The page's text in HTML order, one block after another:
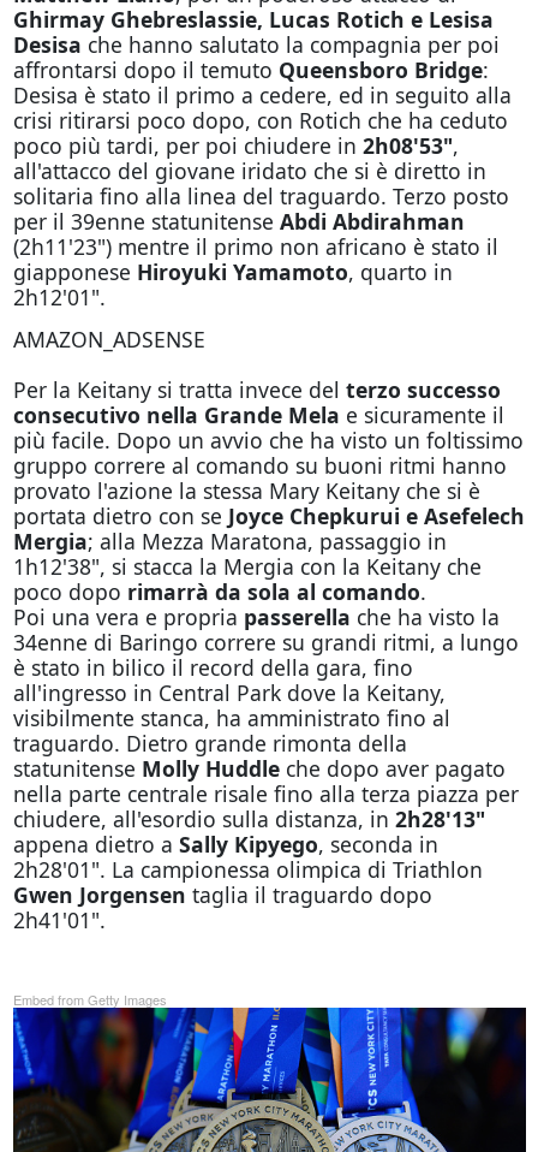
Ghirmay Ghebreslassie, Lucas Rotich e Lesisa
Desisa che hanno salutato la compagnia per poi
affrontarsi dopo il temuto Queensboro Bridge:
Desisa è stato il primo a cedere, ed in seguito alla
crisi ritirarsi poco dopo, con Rotich che ha ceduto
poco più tardi, per poi chiudere in 2h08'53",
all'attacco del giovane iridato che si è diretto in
solitaria fino alla linea del traguardo. Terzo posto
per il 39enne statunitense Abdi Abdirahman
(2h11'23") mentre il primo non africano è stato il
giapponese Hiroyuki Yamamoto, quarto in
2h12'01".
AMAZON_ADSENSE
Per la Keitany si tratta invece del terzo successo
consecutivo nella Grande Mela e sicuramente il
più facile. Dopo un avvio che ha visto un foltissimo
gruppo correre al comando su buoni ritmi hanno
provato l'azione la stessa Mary Keitany che si è
portata dietro con se Joyce Chepkurui e Asefelech
Mergia; alla Mezza Maratona, passaggio in
1h12'38", si stacca la Mergia con la Keitany che
poco dopo rimarrà da sola al comando.
Poi una vera e propria passerella che ha visto la
34enne di Baringo correre su grandi ritmi, a lungo
è stato in bilico il record della gara, fino
all'ingresso in Central Park dove la Keitany,
visibilmente stanca, ha amministrato fino al
traguardo. Dietro grande rimonta della
statunitense Molly Huddleche dopo aver pagato
nella parte centrale risale fino alla terza piazza per
chiudere, all'esordio sulla distanza, in 2h28'13"
appena dietro a Sally Kipyego, seconda in
2h28'01". La campionessa olimpica di Triathlon
Gwen Jorgensen taglia il traguardo dopo
2h41'01".
Embed from Getty Images